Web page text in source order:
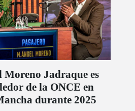
Jadraque es
de la ONCE en
durante 2025